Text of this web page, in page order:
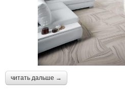
читать дальше →